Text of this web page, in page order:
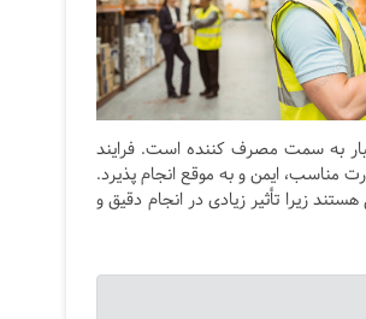
به سمت مصرف کننده است. فرایند
ایمن و به موقع انجام پذیرد.
زیرا تأثیر زیادی در انجام دقیق و